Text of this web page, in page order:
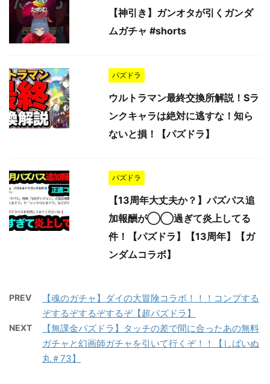
【神引き】ガンオタが引くガンダ
ムガチャ #shorts
パズドラ
ウルトラマン最終交換所解説！Sラ
ンクキャラは絶対に逃すな！知ら
ないと損！【パズドラ】
パズドラ
【13周年大丈夫か？】パズパス追
加報酬が◯◯過ぎて炎上してる
件！【パズドラ】【13周年】【ガ
ンダムコラボ】
PREV
【魂のガチャ】ダイの大冒険コラボ！！！コンプする
ぞするぞするぞするぞ【超パズドラ】
NEXT
【無課金パズドラ】タッチの差で間に合ったあの無料
ガチャと幻画師ガチャを引いて行くぞ！！【しばいぬ
丸＃73】